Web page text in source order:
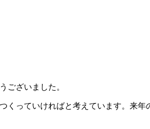
ございました。
くっていければと考えています。来年